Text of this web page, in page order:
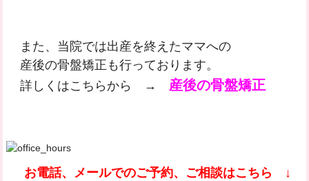
また、当院では出産を終えたママへの
産後の骨盤矯正も行っております。
詳しくはこちらから → 産後の骨盤矯正
お電話、メールでのご予約、ご相談はこちら ↓